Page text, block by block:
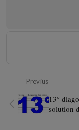
Previus
13°
solution